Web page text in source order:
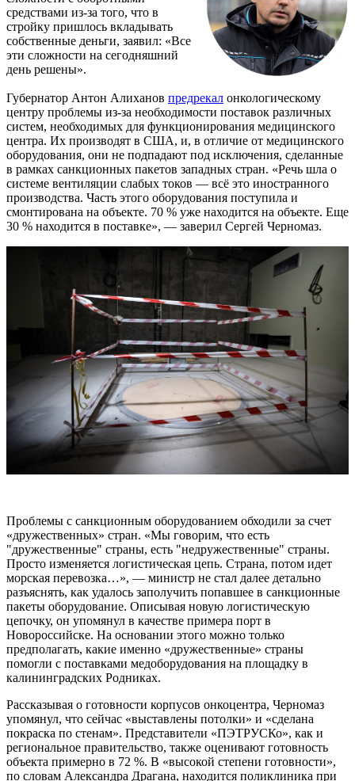
средствами из-за того, что в
стройку пришлось вкладывать
собственные деньги, заявил: «Все
эти сложности на сегодняшний
день решены».
Губернатор Антон Алиханов предрекал онкологическому
центру проблемы из-за необходимости поставок различных
систем, необходимых для функционирования медицинского
центра. Их производят в США, и, в отличие от медицинского
оборудования, они не подпадают под исключения, сделанные
в рамках санкционных пакетов западных стран. «Речь шла о
системе вентиляции слабых токов — всё это иностранного
производства. Часть этого оборудования поступила и
смонтирована на объекте. 70 % уже находится на объекте. Еще
30 % находится в поставке», — заверил Сергей Черномаз.
Проблемы с санкционным оборудованием обходили за счет
«дружественных» стран. «Мы говорим, что есть
"дружественные" страны, есть "недружественные" страны.
Просто изменяется логистическая цепь. Страна, потом идет
морская перевозка…», — министр не стал далее детально
разъяснять, как удалось заполучить попавшее в санкционные
пакеты оборудование. Описывая новую логистическую
цепочку, он упомянул в качестве примера порт в
Новороссийске. На основании этого можно только
предполагать, какие именно «дружественные» страны
помогли с поставками медоборудования на площадку в
калининградских Родниках.
Рассказывая о готовности корпусов онкоцентра, Черномаз
упомянул, что сейчас «выставлены потолки» и «сделана
покраска по стенам». Представители «ПЭТРУСКо», как и
региональное правительство, также оценивают готовность
объекта примерно в 72 %. В «высокой степени готовности»,
по словам Александра Драгана, находится поликлиника при